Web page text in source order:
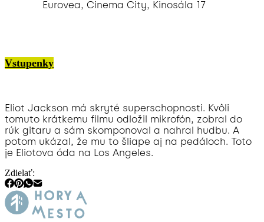
Eurovea, Cinema City, Kinosála 17
Vstupenky
Eliot Jackson má skryté superschopnosti. Kvôli
tomuto krátkemu filmu odložil mikrofón, zobral do
rúk gitaru a sám skomponoval a nahral hudbu. A
potom ukázal, že mu to šliape aj na pedáloch. Toto
je Eliotova óda na Los Angeles.
Zdielať: